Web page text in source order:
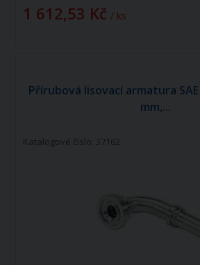
1 612,53 Kč / ks
Přírubová lisovací armatura
mm,...
Katalogové číslo: 37162